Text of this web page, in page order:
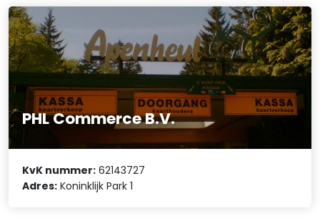
PHL Commerce B.V.
KvK nummer: 62143727
Adres: Koninklijk Park 1